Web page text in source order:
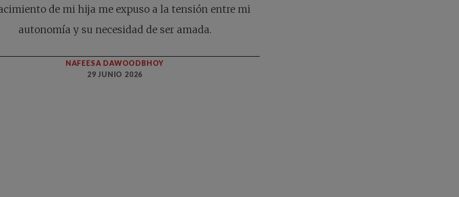
de mi hija me expuso a la tensión entre mi
autonomía y su necesidad de ser amada.
NAFEESA DAWOODBHOY
29 JUNIO 2026